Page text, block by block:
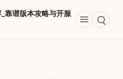
靠谱版本攻略与开服